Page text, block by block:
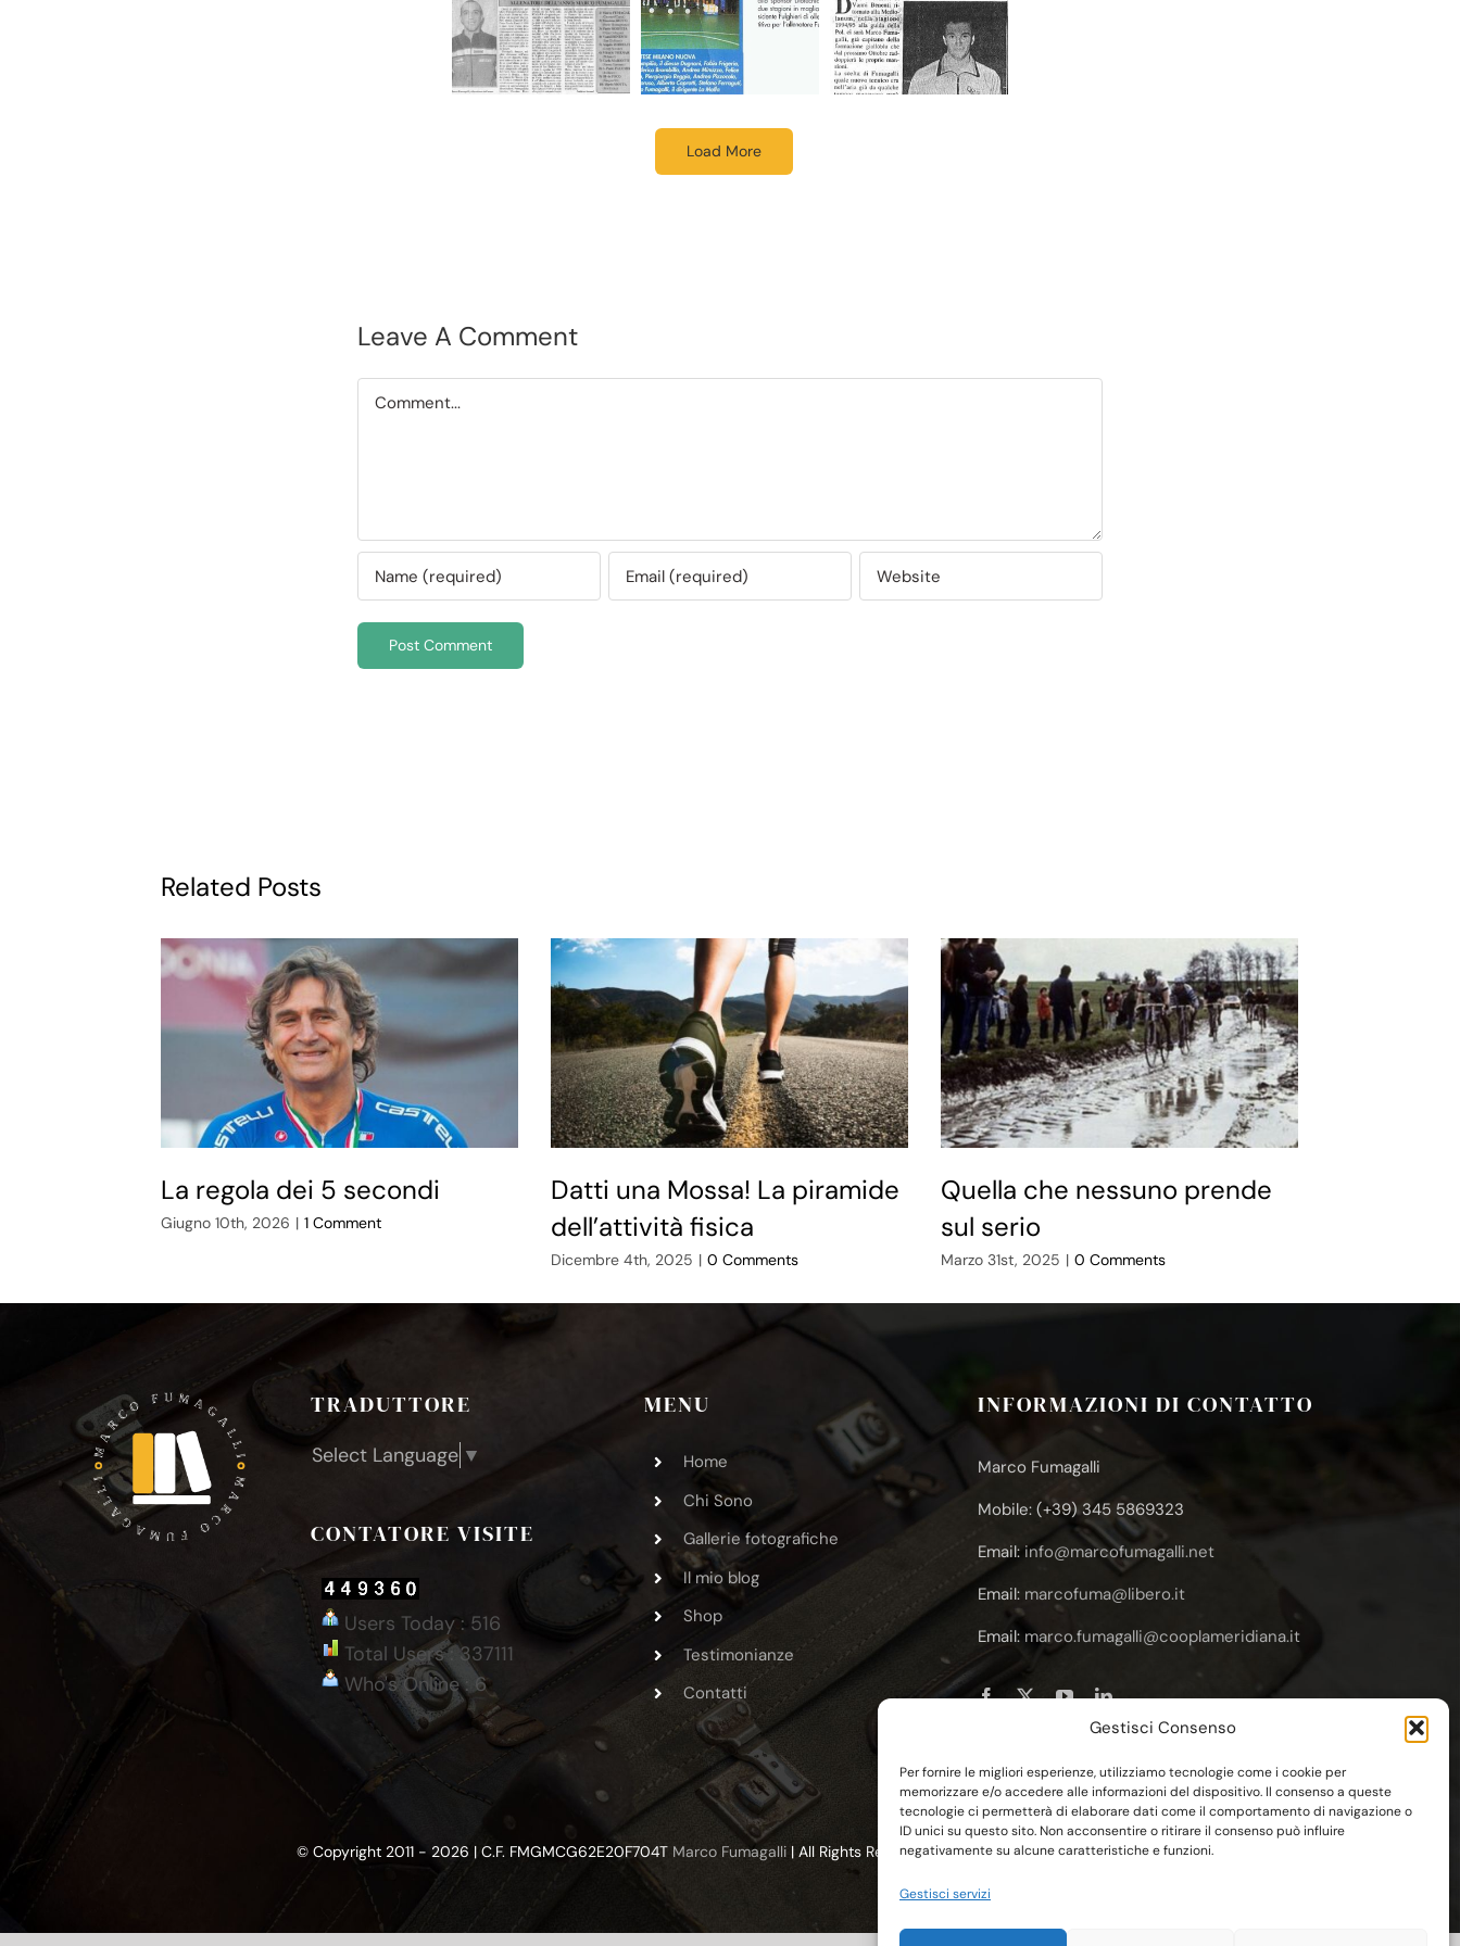
Gestisci Consenso
Per fornire le migliori esperienze, utilizziamo tecnologie come i cookie per
memorizzare e/o accedere alle informazioni del dispositivo. Il consenso a queste
tecnologie ci permetterà di elaborare dati come il comportamento di navigazione o
ID unici su questo sito. Non acconsentire o ritirare il consenso può influire
negativamente su alcune caratteristiche e funzioni.
Gestisci servizi
Load More
Leave A Comment
Comment
Related Posts
La regola dei 5 secondi
Giugno 10th, 2026 | 1 Comment
Datti una Mossa! La piramide
dell’attività fisica
Dicembre 4th, 2025 | 0 Comments
Quella che nessuno prende
sul serio
Marzo 31st, 2025 | 0 Comments
TRADUTTORE
Select Language ▼
CONTATORE VISITE
Users Today : 516
Total Users : 337111
Who's Online : 6
MENU
Home
Chi Sono
Gallerie fotografiche
Il mio blog
Shop
Testimonianze
Contatti
INFORMAZIONI DI CONTATTO
Marco Fumagalli
Mobile: (+39) 345 5869323
Email: info@marcofumagalli.net
Email: marcofuma@libero.it
Email: marco.fumagalli@cooplameridiana.it
© Copyright 2011 - 2026 | C.F. FMGMCG62E20F704T Marco Fumagalli| All Rights Reserved | Powered byEsse-W-Emme.net